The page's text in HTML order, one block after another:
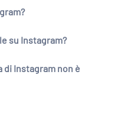
su Instagram?
di Instagram non è